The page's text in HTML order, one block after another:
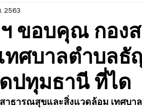
ขอบคุณ กอง
ทศบาลตำบลธั
ปทุมธานี ที่ได
. 2563
ธารณสุขและสิ่งแวดล้อม เทศบา